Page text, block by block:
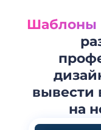
Шаблоны
вывести
на